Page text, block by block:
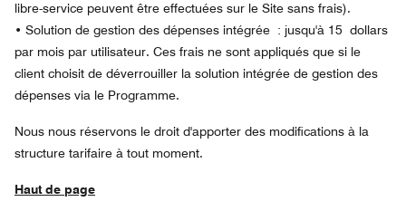
libre-service peuvent être effectuées sur le Site sans frais).
• Solution de gestion des dépenses intégrée : jusqu'à 15 dollars
par mois par utilisateur. Ces frais ne sont appliqués que si le
client choisit de déverrouiller la solution intégrée de gestion des
dépenses via le Programme.
Nous nous réservons le droit d'apporter des modifications à la
structure tarifaire à tout moment.
Haut de page